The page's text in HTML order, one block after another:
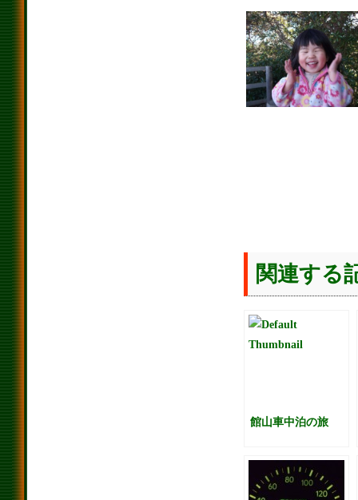
関連する
館山車中泊の旅